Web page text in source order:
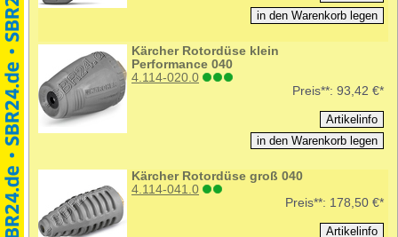
Kärcher Rotordüse klein
Performance 040
4.114-020.0
Preis**: 93,42 €*
Kärcher Rotordüse groß 040
4.114-041.0
Preis**: 178,50 €*